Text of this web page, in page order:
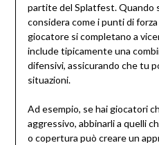
partite del Splatfest. Quando
considera come i punti di
giocatore si completano a
include tipicamente una
difensivi, assicurando che tu
situazioni.
Ad esempio, se hai giocatori
aggressivo, abbinarli a quelli
o copertura può creare un